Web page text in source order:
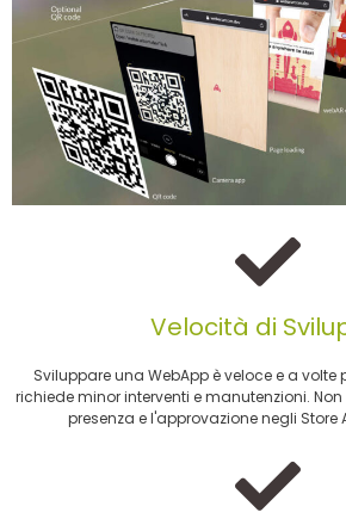
Velocità di
Sviluppare una WebApp è veloce e a
richiede minor interventi e manutenzioni.
presenza e l'approvazione negli Store